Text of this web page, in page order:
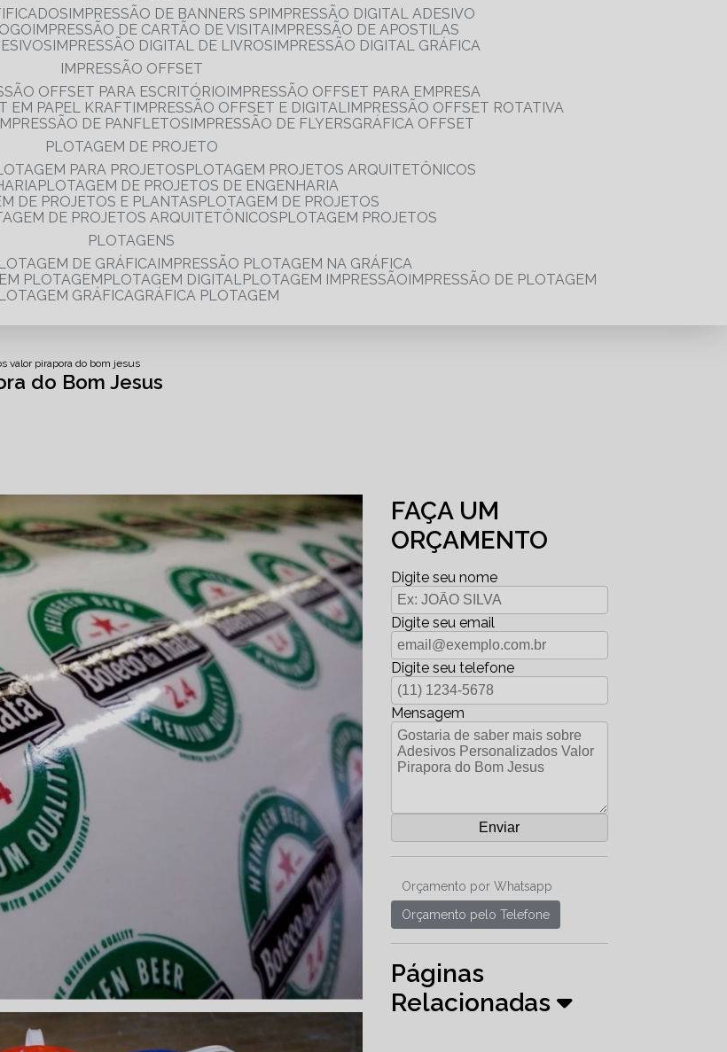
IMPRESSÃO DE BANNERS SP IMPRESSÃO DIGITAL ADESIVO
IMPRESSÃO DE CARTÃO DE VISITA IMPRESSÃO DE APOSTILAS
IMPRESSÃO DIGITAL DE LIVROS IMPRESSÃO DIGITAL GRÁFICA
IMPRESSÃO OFFSET
OFFSET PARA ESCRITÓRIO IMPRESSÃO OFFSET PARA EMPRESA
EM PAPEL KRAFT IMPRESSÃO OFFSET E DIGITAL IMPRESSÃO OFFSET ROTATIVA
IMPRESSÃO DE PANFLETOS IMPRESSÃO DE FLYERS
GRÁFICA OFFSET
PLOTAGEM DE PROJETO
PARA PROJETOS
PLOTAGEM PROJETOS ARQUITETÔNICOS
PLOTAGEM DE PROJETOS DE ENGENHARIA
DE PROJETOS E PLANTAS
PLOTAGEM DE PROJETOS
DE PROJETOS ARQUITETÔNICOS
PLOTAGEM PROJETOS
PLOTAGENS
DE GRÁFICA IMPRESSÃO PLOTAGEM NA GRÁFICA
PLOTAGEM PLOTAGEM DIGITAL PLOTAGEM IMPRESSÃO IMPRESSÃO DE PLOTAGEM
PLOTAGEM GRÁFICA GRÁFICA PLOTAGEM
valor pirapora do bom jesus
do Bom Jesus
FAÇA UM
ORÇAMENTO
Digite seu nome
Digite seu email
Digite seu telefone
Mensagem
Orçamento por Whatsapp
Orçamento pelo Telefone
Páginas
Relacionadas